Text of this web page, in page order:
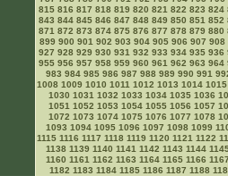
815 816 817 818 819 820 821 822 823 824
843 844 845 846 847 848 849 850 851 852
871 872 873 874 875 876 877 878 879 880
899 900 901 902 903 904 905 906 907 908
927 928 929 930 931 932 933 934 935 936
955 956 957 958 959 960 961 962 963 964
983 984 985 986 987 988 989 990 991
1008 1009 1010 1011 1012 1013 1014 1015
1030 1031 1032 1033 1034 1035 1036
1051 1052 1053 1054 1055 1056 1057
1072 1073 1074 1075 1076 1077 1078
1093 1094 1095 1096 1097 1098 1099
1115 1116 1117 1118 1119 1120 1121 1122
1138 1139 1140 1141 1142 1143 1144
1160 1161 1162 1163 1164 1165 1166
1182 1183 1184 1185 1186 1187 1188